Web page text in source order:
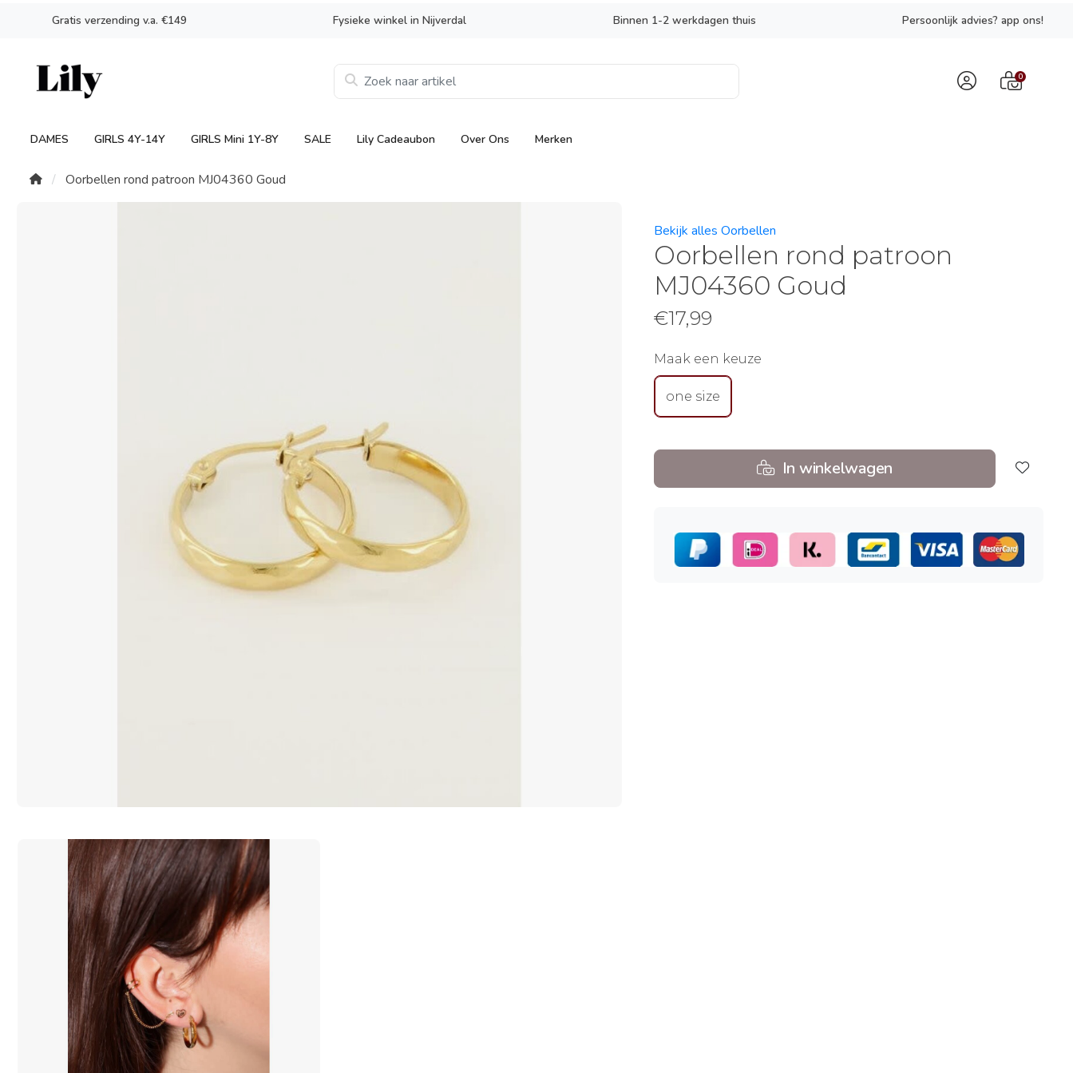
Gratis verzending v.a. €149 Fysieke winkel in Nijverdal Binnen 1-2 werkdagen thuis Persoonlijk advies? app ons!
0
DAMES GIRLS 4Y-14Y GIRLS Mini 1Y-8Y SALE Lily Cadeaubon Over Ons Merken
Oorbellen rond patroon MJ04360 Goud
Bekijk alles Oorbellen
Oorbellen rond patroon
MJ04360 Goud
€17,99
Maak een keuze
one size
In winkelwagen